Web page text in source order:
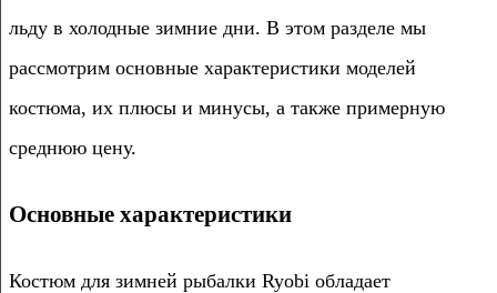
льду в холодные зимние дни. В этом разделе мы
рассмотрим основные характеристики моделей
костюма, их плюсы и минусы, а также примерную
среднюю цену.
Основные характеристики
Костюм для зимней рыбалки Ryobi обладает